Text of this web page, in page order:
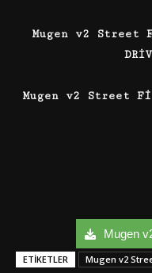
Mugen v2 Street
Mugen v2 Street
Mugen
ETIKETLER Mugen v2